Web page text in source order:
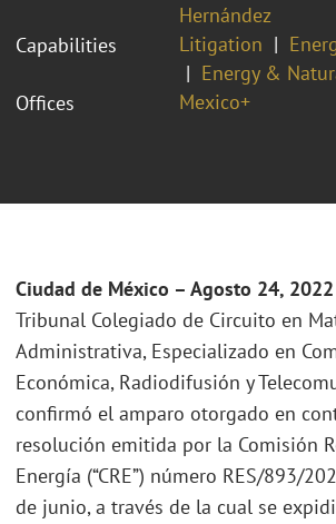
Hernández
Capabilities
Litigation
Energy &
Offices
Mexico+
Ciudad de México – Agosto 24, 2022
Tribunal Colegiado de Circuito en
Administrativa, Especializado en
Económica, Radiodifusión y
confirmó el amparo otorgado en
resolución emitida por la Comisión
Energía (“CRE”) número RES/893/
de junio, a través de la cual se